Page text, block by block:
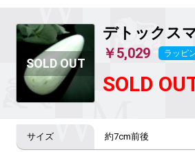
デトックス
￥5,029 ラッピ
SOLD
約7cm前後